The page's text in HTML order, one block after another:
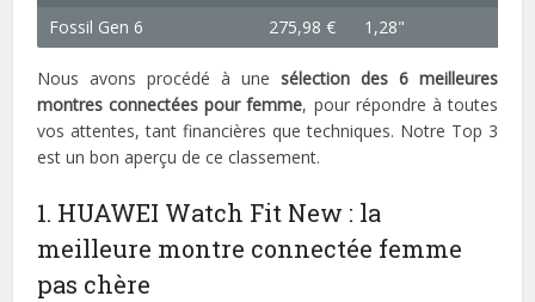
Fossil Gen 6
275,98 € 1,28"
Nous avons procédé à une sélection des 6 meilleures
montres connectées pour femme, pour répondre à toutes
vos attentes, tant financières que techniques. Notre Top 3
est un bon aperçu de ce classement.
1. HUAWEI Watch Fit New : la
meilleure montre connectée femme
pas chère